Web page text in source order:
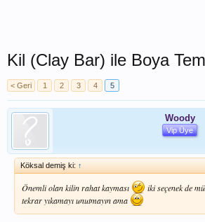
Kil (Clay Bar) ile Boya
< Geri 1 2 3 4 5
Woody
Vip Üye
Köksal demiş ki: ↑
Önemli olan kilin rahat kayması
iki seçenek de
tekrar yıkamayı unutmayın ama